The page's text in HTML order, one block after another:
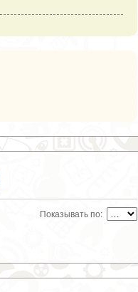
Показывать по: